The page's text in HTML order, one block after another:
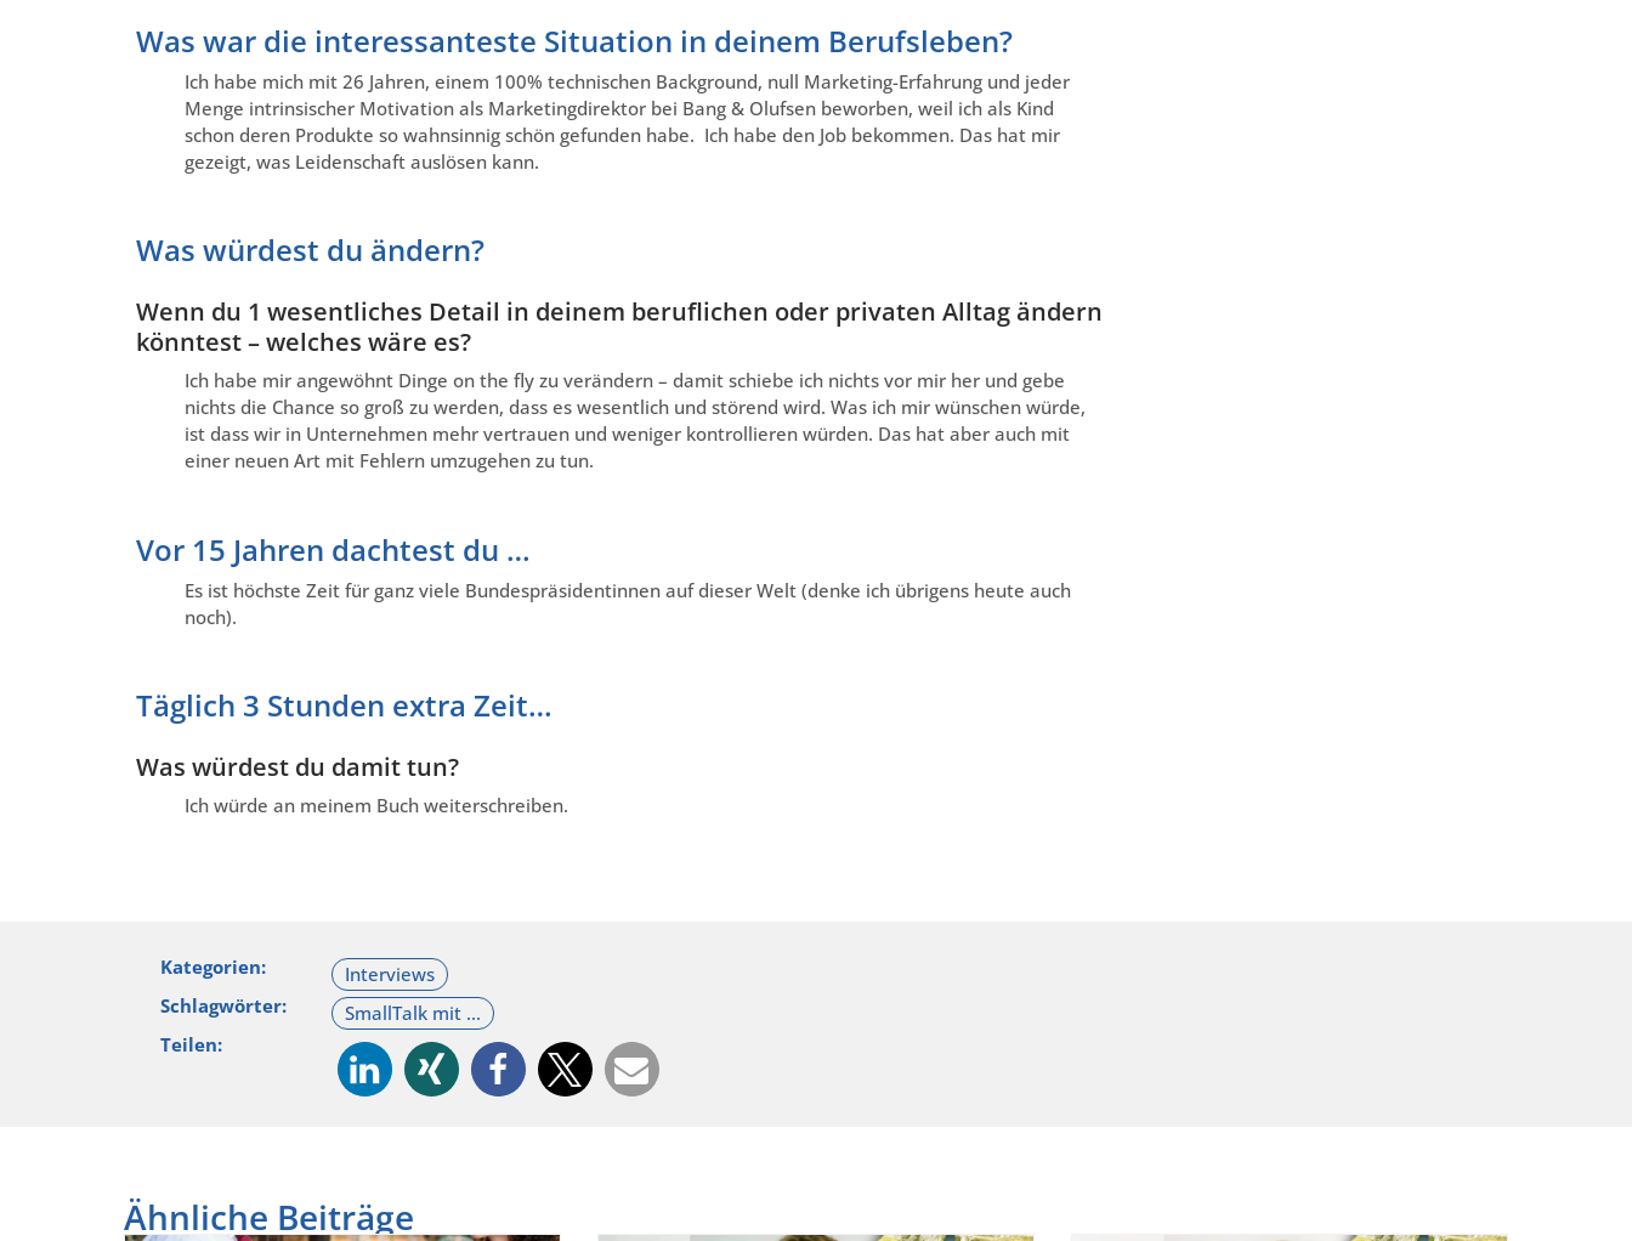
Was war die interessanteste Situation in deinem Berufsleben?
Ich habe mich mit 26 Jahren, einem 100% technischen Background, null Marketing-Erfahrung und jeder
Menge intrinsischer Motivation als Marketingdirektor bei Bang & Olufsen beworben, weil ich als Kind
schon deren Produkte so wahnsinnig schön gefunden habe. Ich habe den Job bekommen. Das hat mir
gezeigt, was Leidenschaft auslösen kann.
Was würdest du ändern?
Wenn du 1 wesentliches Detail in deinem beruflichen oder privaten Alltag ändern
könntest – welches wäre es?
Ich habe mir angewöhnt Dinge on the fly zu verändern – damit schiebe ich nichts vor mir her und gebe
nichts die Chance so groß zu werden, dass es wesentlich und störend wird. Was ich mir wünschen würde,
ist dass wir in Unternehmen mehr vertrauen und weniger kontrollieren würden. Das hat aber auch mit
einer neuen Art mit Fehlern umzugehen zu tun.
Vor 15 Jahren dachtest du …
Es ist höchste Zeit für ganz viele Bundespräsidentinnen auf dieser Welt (denke ich übrigens heute auch
noch).
Täglich 3 Stunden extra Zeit…
Was würdest du damit tun?
Ich würde an meinem Buch weiterschreiben.
Kategorien:
Schlagwörter:
Teilen:
Ähnliche Beiträge